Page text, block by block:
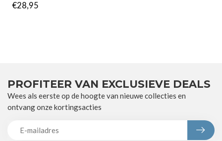
€28,95
PROFITEER VAN EXCLUSIEVE DEALS
Wees als eerste op de hoogte van nieuwe collecties en
ontvang onze kortingsacties